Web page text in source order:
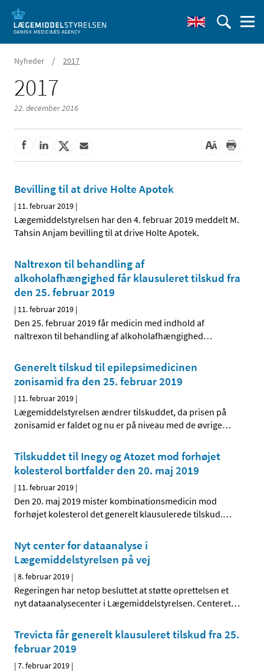
Nyheder / 2017
2017
22. december 2016
Bevilling til at drive Holte Apotek
| 11. februar 2019 |
Lægemiddelstyrelsen har den 4. februar 2019 meddelt M.
Tahsin Anjam bevilling til at drive Holte Apotek.
Naltrexon til behandling af
alkoholafhængighed får klausuleret tilskud fra
den 25. februar 2019
| 11. februar 2019 |
Den 25. februar 2019 får medicin med indhold af
naltrexon til behandling af alkoholafhængighed…
Generelt tilskud til epilepsimedicinen
zonisamid fra den 25. februar 2019
| 11. februar 2019 |
Lægemiddelstyrelsen ændrer tilskuddet, da prisen på
zonisamid er faldet og nu er på niveau med de øvrige…
Tilskuddet til Inegy og Atozet mod forhøjet
kolesterol bortfalder den 20. maj 2019
| 11. februar 2019 |
Den 20. maj 2019 mister kombinationsmedicin mod
forhøjet kolesterol det generelt klausulerede tilskud.…
Nyt center for dataanalyse i
Lægemiddelstyrelsen på vej
|8. februar 2019 |
Regeringen har netop besluttet at støtte oprettelsen et
nyt dataanalysecenter i Lægemiddelstyrelsen. Centeret…
Trevicta får generelt klausuleret tilskud fra 25.
februar 2019
|7. februar 2019 |